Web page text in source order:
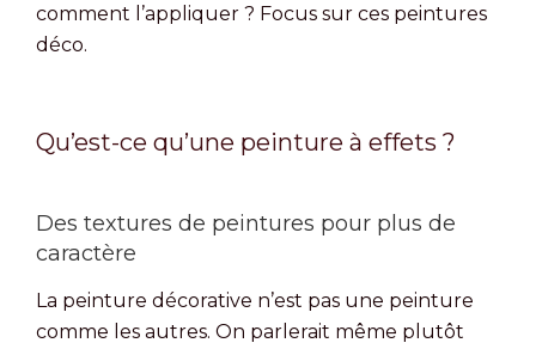
comment l’appliquer ? Focus sur ces peintures
déco.
Qu’est-ce qu’une peinture à effets ?
Des textures de peintures pour plus de
caractère
La peinture décorative n’est pas une peinture
comme les autres. On parlerait même plutôt